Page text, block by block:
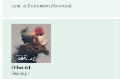
зам. в Борнмут (Англия)
Offworld
Эксперт